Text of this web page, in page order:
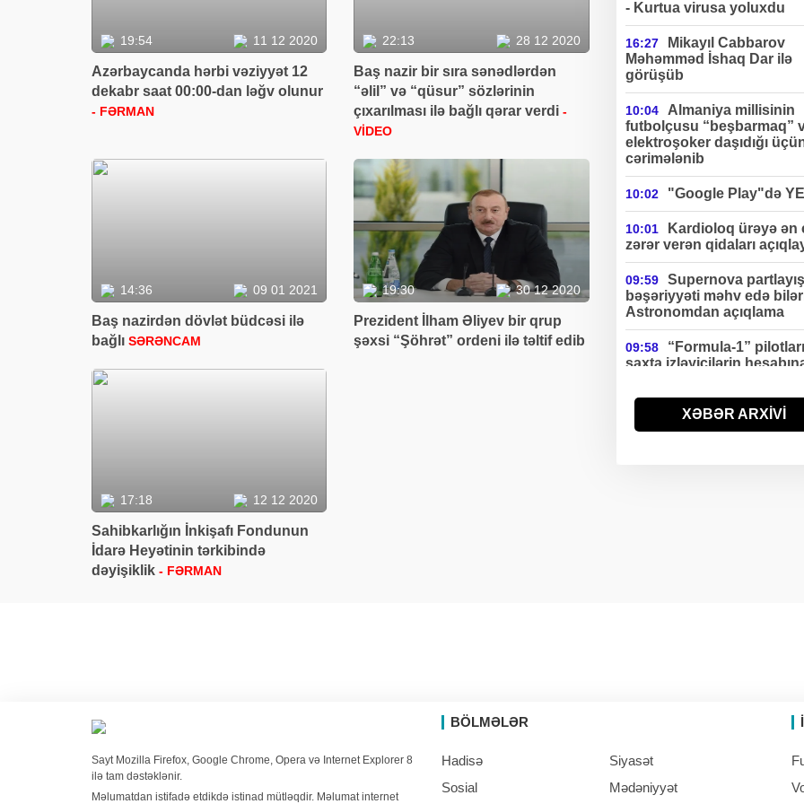
19:54 11 12 2020
Azərbaycanda hərbi vəziyyət 12
dekabr saat 00:00-dan ləğv olunur
- FƏRMAN
22:13 28 12 2020
Baş nazir bir sıra sənədlərdən
“əlil” və “qüsur” sözlərinin
çıxarılması ilə bağlı qərar verdi-
VİDEO
14:36 09 01 2021
Baş nazirdən dövlət büdcəsi ilə
bağlı SƏRƏNCAM
19:30 30 12 2020
Prezident İlham Əliyev bir qrup
şəxsi “Şöhrət” ordeni ilə təltif edib
17:18 12 12 2020
Sahibkarlığın İnkişafı Fondunun
İdarə Heyətinin tərkibində
dəyişiklik - FƏRMAN
- Kurtua virusa yoluxdu
16:27
Mikayıl Cabbarov
Məhəmməd İshaq Dar ilə
görüşüb
10:04
Almaniya millisinin
futbolçusu “beşbarmaq”
elektroşoker daşıdığı
cərimələnib
10:02 "Google Play"də
10:01
Kardioloq ürəyə ən
zərər verən qidaları
09:59
Supernova
bəşəriyyəti məhv edə
Astronomdan açıqlama
09:58
“Formula-1” pilotları
saxta izləyicilərin
ABŞ-da uçan
hərbi versiyası ilk dəfə
XƏBƏR ARXİVİ
Sayt Mozilla Firefox, Google Chrome, Opera və Internet Explorer 8
ilə tam dəstəklənir.
Məlumatdan istifadə etdikdə istinad mütləqdir. Məlumat internet
BÖLMƏLƏR
Hadisə
Sosial
Siyasət
Mədəniyyət